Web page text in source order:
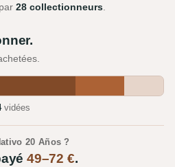
28 collectionneurs.
vidées
20 Años ?
49–72 €.